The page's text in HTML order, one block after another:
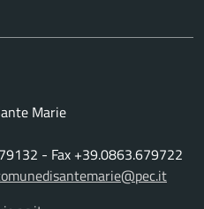
Marie
- Fax +39.0863.679722